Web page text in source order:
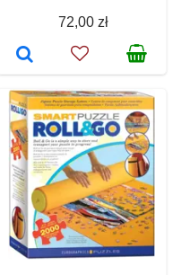
72,00 zł